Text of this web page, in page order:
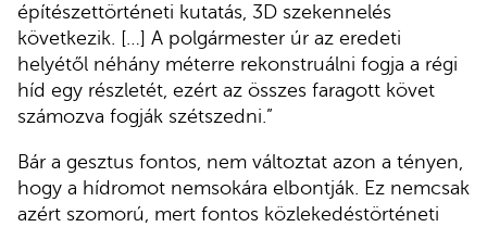
építészettörténeti kutatás, 3D szekennelés
következik. […] A polgármester úr az eredeti
helyétől néhány méterre rekonstruálni fogja a régi
híd egy részletét, ezért az összes faragott követ
számozva fogják szétszedni.”
Bár a gesztus fontos, nem változtat azon a tényen,
hogy a hídromot nemsokára elbontják. Ez nemcsak
azért szomorú, mert fontos közlekedéstörténeti